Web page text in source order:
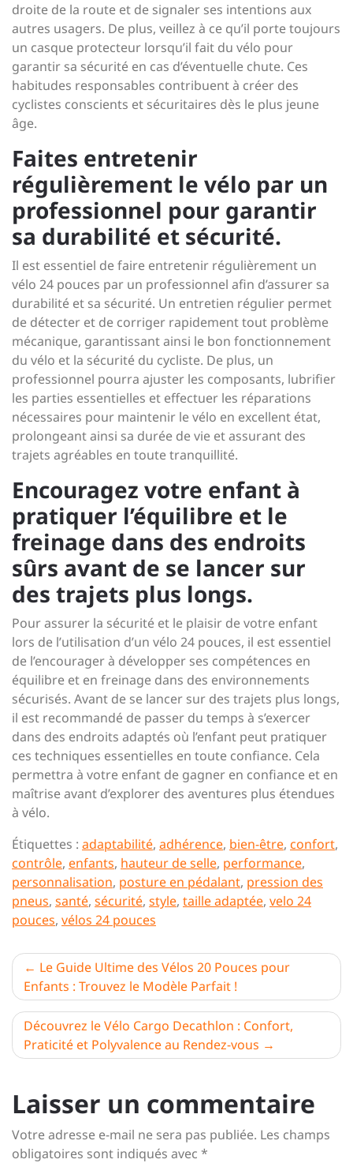
droite de la route et de signaler ses intentions aux
autres usagers. De plus, veillez à ce qu’il porte toujours
un casque protecteur lorsqu’il fait du vélo pour
garantir sa sécurité en cas d’éventuelle chute. Ces
habitudes responsables contribuent à créer des
cyclistes conscients et sécuritaires dès le plus jeune
âge.
Faites entretenir
régulièrement le vélo par un
professionnel pour garantir
sa durabilité et sécurité.
Il est essentiel de faire entretenir régulièrement un
vélo 24 pouces par un professionnel afin d’assurer sa
durabilité et sa sécurité. Un entretien régulier permet
de détecter et de corriger rapidement tout problème
mécanique, garantissant ainsi le bon fonctionnement
du vélo et la sécurité du cycliste. De plus, un
professionnel pourra ajuster les composants, lubrifier
les parties essentielles et effectuer les réparations
nécessaires pour maintenir le vélo en excellent état,
prolongeant ainsi sa durée de vie et assurant des
trajets agréables en toute tranquillité.
Encouragez votre enfant à
pratiquer l’équilibre et le
freinage dans des endroits
sûrs avant de se lancer sur
des trajets plus longs.
Pour assurer la sécurité et le plaisir de votre enfant
lors de l’utilisation d’un vélo 24 pouces, il est essentiel
de l’encourager à développer ses compétences en
équilibre et en freinage dans des environnements
sécurisés. Avant de se lancer sur des trajets plus longs,
il est recommandé de passer du temps à s’exercer
dans des endroits adaptés où l’enfant peut pratiquer
ces techniques essentielles en toute confiance. Cela
permettra à votre enfant de gagner en confiance et en
maîtrise avant d’explorer des aventures plus étendues
à vélo.
Étiquettes : adaptabilité, adhérence, bien-être, confort,
contrôle, enfants, hauteur de selle, performance,
personnalisation, posture en pédalant, pression des
pneus, santé, sécurité, style, taille adaptée, velo 24
pouces, vélos 24 pouces
Navigation
de
l’article
Le Guide Ultime des Vélos 20 Pouces pour
Enfants : Trouvez le Modèle Parfait !
Découvrez le Vélo Cargo Decathlon : Confort,
Praticité et Polyvalence au Rendez-vous
Laisser un commentaire
Votre adresse e-mail ne sera pas publiée. Les champs
obligatoires sont indiqués avec *